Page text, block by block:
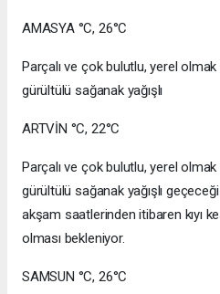
AMASYA °C, 26°C
Parçalı ve çok bulutlu, yerel
gürültülü sağanak yağışlı
ARTVİN °C, 22°C
Parçalı ve çok bulutlu, yerel
gürültülü sağanak yağışlı
akşam saatlerinden itibaren kıyı
olması bekleniyor.
SAMSUN °C, 26°C